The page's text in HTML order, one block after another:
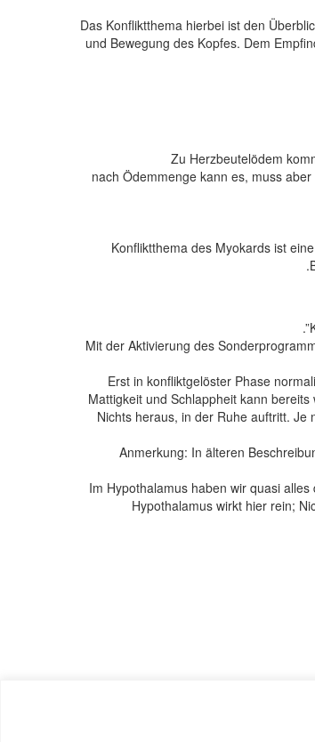
Das Konfliktthema hierbei ist den
und Bewegung des Kopfes. Dem
Zu Herzbeutelödem
nach Ödemmenge kann es, muss
Konfliktthema des Myokards ist
Mit der Aktivierung des
Erst in konfliktgelöster Phase
Mattigkeit und Schlappheit kann
Nichts heraus, in der Ruhe auftritt.
(Anmerkung: In älteren
Im Hypothalamus haben wir quasi
Hypothalamus wirkt hier rein;
Zur Einführung: Simona Cella, Marco